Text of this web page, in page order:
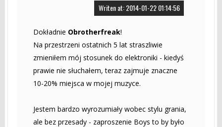
Writen at: 2014-01-22 01:14:56
Dokładnie Obrotherfreak!
Na przestrzeni ostatnich 5 lat straszliwie
zmieniłem mój stosunek do elektroniki - kiedyś
prawie nie słuchałem, teraz zajmuje znaczne
10-20% miejsca w mojej muzyce.
Jestem bardzo wyrozumiały wobec stylu grania,
ale bez przesady - zaproszenie Boys to by było